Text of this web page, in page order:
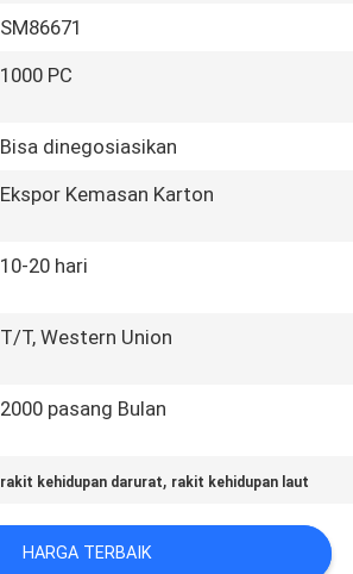
SM86671
1000 PC
Bisa dinegosiasikan
Ekspor Kemasan Karton
10-20 hari
T/T, Western Union
2000 pasang Bulan
rakit kehidupan darurat, rakit kehidupan laut
HARGA TERBAIK